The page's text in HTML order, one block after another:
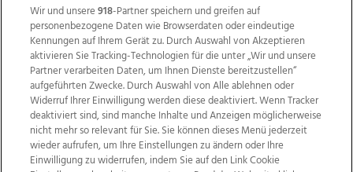
Wir und unsere918-Partner speichern und greifen auf
personenbezogene Daten wie Browserdaten oder eindeutige
Kennungen auf Ihrem Gerät zu. Durch Auswahl von Akzeptieren
aktivieren Sie Tracking-Technologien für die unter „Wir und unsere
Partner verarbeiten Daten, um Ihnen Dienste bereitzustellen“
aufgeführten Zwecke. Durch Auswahl von Alle ablehnen oder
Widerruf Ihrer Einwilligung werden diese deaktiviert. Wenn Tracker
deaktiviert sind, sind manche Inhalte und Anzeigen möglicherweise
nicht mehr so relevant für Sie. Sie können dieses Menü jederzeit
wieder aufrufen, um Ihre Einstellungen zu ändern oder Ihre
Einwilligung zu widerrufen, indem Sie auf den Link Cookie